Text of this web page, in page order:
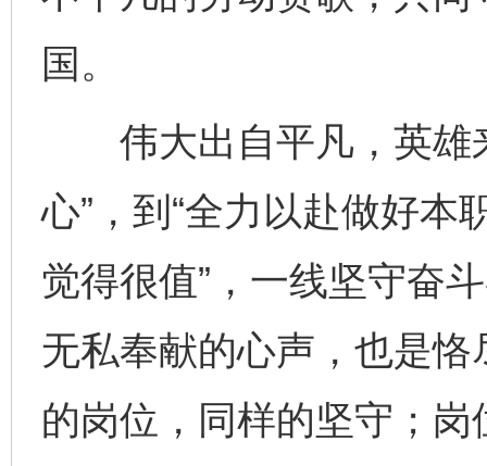
国。
伟大出自平凡，英雄
心”，到“全力以赴做好本
觉得很值”，一线坚守奋
无私奉献的心声，也是
的岗位，同样的坚守；